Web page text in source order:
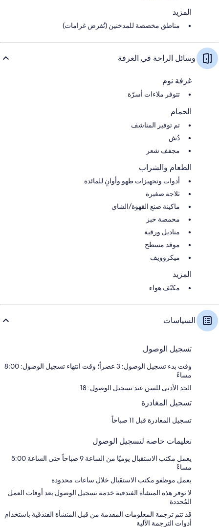
المزيد
مناطق مخصصة للمدخنين (تُفرض غرامات)
وسائل الراحة في الغرفة
غرفة نوم
تتوفر ملاءات أسرّة
الحمام
تم توفير المناشف
دُش
مجفف شعر
الطعام والشراب
أدوات وتجهيزات طهو وأوانٍ للمائدة
ثلاجة صغيرة
ماكينة صنع القهوة/الشاي
محمصة خبز
مناديل ورقية
موقد مسطح
ميكروويف
المزيد
مكيّف هواء
السياسات
تسجيل الوصول
وقت بدء تسجيل الوصول: 3 عصراً؛ وقت انتهاء تسجيل الوصول: 8:00
مساءً
الحد الأدنى للسن عند تسجيل الوصول: 18
تسجيل المغادرة
تسجيل المغادرة قبل 11 صباحاً
تعليمات خاصة لتسجيل الوصول
يعمل مكتب الاستقبال يوميًا من الساعة 9 صباحاً حتى الساعة 5:00
مساءً
يعمل موظفو مكتب الاستقبال خلال ساعات محدودة
لا توفر هذه المنشأة الفندقية خدمة تسجيل الوصول بعد أوقات العمل
المُحددة
قد تتم ترجمة المعلومات المقدمة من قبل المنشأة الفندقية باستخدام
أدوات الترجمة الآلية